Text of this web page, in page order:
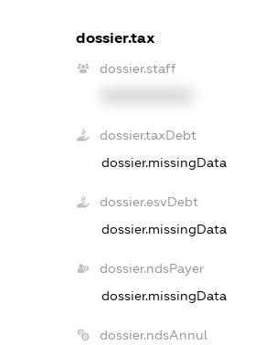
dossier.tax
dossier.staff
dossier.taxDebt
dossier.missingData
dossier.esvDebt
dossier.missingData
dossier.ndsPayer
dossier.missingData
dossier.ndsAnnul